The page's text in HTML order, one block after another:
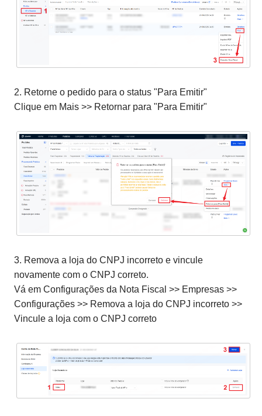
2. Retorne o pedido para o status "Para Emitir"
Clique em Mais >> Retornar para "Para Emitir"
3. Remova a loja do CNPJ incorreto e vincule
novamente com o CNPJ correto.
Vá em Configurações da Nota Fiscal >> Empresas >>
Configurações >> Remova a loja do CNPJ incorreto >>
Vincule a loja com o CNPJ correto